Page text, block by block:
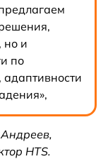
но и
по
HTS.